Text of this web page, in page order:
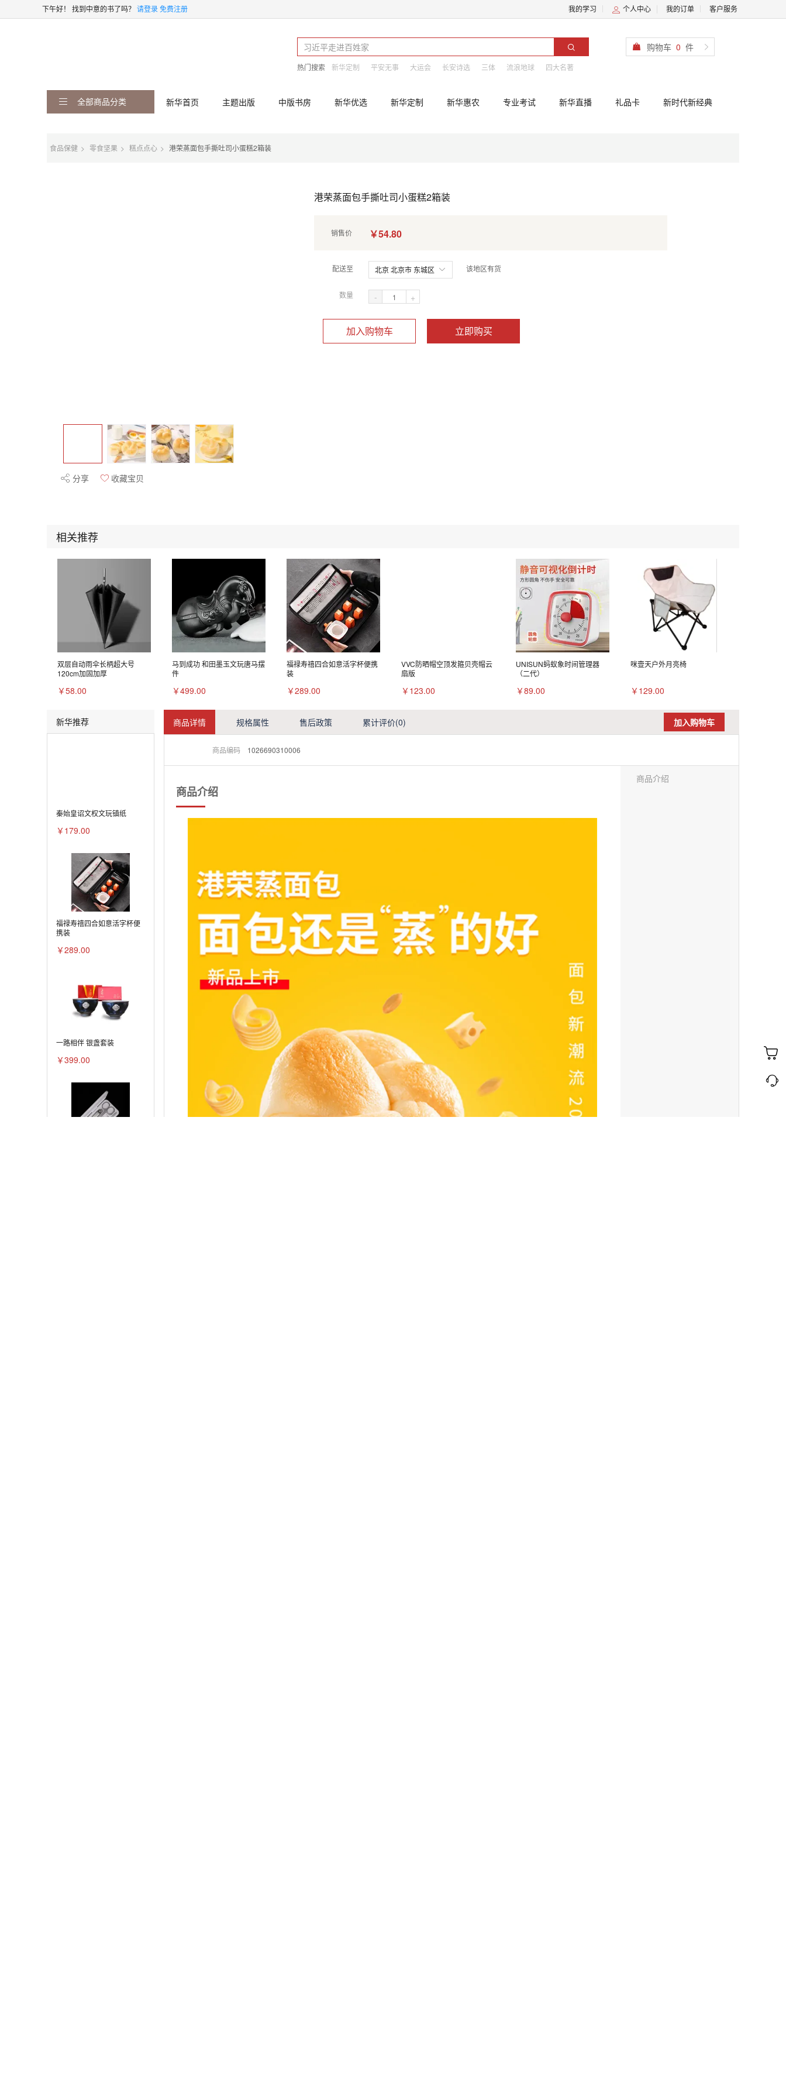
下午好！ 找到中意的书了吗？ 请登录免费注册 我的学习 个人中心 我的订单 客户服务
热门搜索 新华定制 平安无事 大运会 长安诗选 三体 流浪地球 四大名著
购物车 0 件
全部商品分类 新华首页 主题出版 中版书房 新华优选 新华定制 新华惠农 专业考试 新华直播 礼品卡 新时代新经典
食品保健 零食坚果 糕点点心 港荣蒸面包手撕吐司小蛋糕2箱装
分享 收藏宝贝
港荣蒸面包手撕吐司小蛋糕2箱装
销售价 ￥54.80
配送至 北京 北京市 东城区 该地区有货
数量 - +
加入购物车 立即购买
相关推荐
双层自动雨伞长柄超大号
120cm加固加厚
￥58.00
马到成功 和田墨玉文玩唐马摆
件
￥499.00
福禄寿禧四合如意活字杯便携
装
￥289.00
VVC防晒帽空顶发箍贝壳帽云
扇版
￥123.00
UNISUN蚂蚁象时间管理器
（二代）
￥89.00
咪壹天户外月亮椅
￥129.00
新华推荐
秦始皇诏文权文玩镇纸
￥179.00
福禄寿禧四合如意活字杯便
携装
￥289.00
一路相伴 银盏套装
￥399.00
商品详情 规格属性 售后政策 累计评价(0) 加入购物车
商品编码 1026690310006
商品介绍
商品介绍